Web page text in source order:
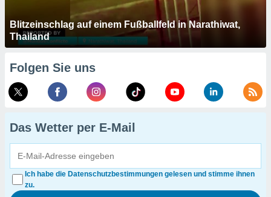
Blitzeinschlag auf einem Fußballfeld in Narathiwat,
Thailand
Folgen Sie uns
Das Wetter per E-Mail
Ich habe die Datenschutzbestimmungen gelesen und stimme ihnen
zu.